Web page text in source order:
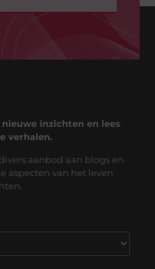
inzichten en lees
verhalen.
aanbod aan blogs en
aspecten van het leven